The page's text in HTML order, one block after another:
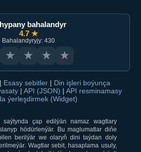
bahalandyr
4.7 ★
Bahalandyryjy: 430
★ ★ ★ ★
| Esasy sebitler | Din işleri boýunça
| API (JSON) | API resminamasy
ýerleşdirmek (Widget)
saýtynda çap edilýän namaz wagtlary
hödürlenýär. Bu maglumatlar diňe
berilýär we olaryň dini taýdan doly
Wagtlar sebit, hasaplama usuly,